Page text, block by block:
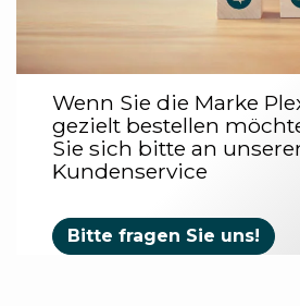
Wenn Sie die Marke
gezielt bestellen
Sie sich bitte an
Kundenservice
Bitte fragen Sie uns!